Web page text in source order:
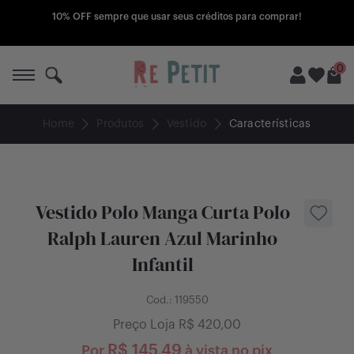
10% OFF sempre que usar seus créditos para comprar!
0
Todos produtos
Quero vender
Como funciona
Lojas Influencers
Home Produtos Vestido Características
Vestido Polo Manga Curta Polo
Ralph Lauren Azul Marinho
Infantil
Cod.: 119550
Preço Loja R$ 420,00
Por R$ 145,49 à vista no pix